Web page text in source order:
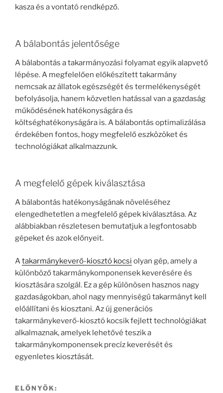
kasza és a vontató rendképző.
A bálabontás jelentősége
A bálabontás a takarmányozási folyamat egyik alapvető
lépése. A megfelelően előkészített takarmány
nemcsak az állatok egészségét és termelékenységét
befolyásolja, hanem közvetlen hatással van a gazdaság
működésének hatékonyságára és
költséghatékonyságára is. A bálabontás optimalizálása
érdekében fontos, hogy megfelelő eszközöket és
technológiákat alkalmazzunk.
A megfelelő gépek kiválasztása
A bálabontás hatékonyságának növeléséhez
elengedhetetlen a megfelelő gépek kiválasztása. Az
alábbiakban részletesen bemutatjuk a legfontosabb
gépeket és azok előnyeit.
Atakarmánykeverő-kiosztó kocsi olyan gép, amely a
különböző takarmánykomponensek keverésére és
kiosztására szolgál. Ez a gép különösen hasznos nagy
gazdaságokban, ahol nagy mennyiségű takarmányt kell
előállítani és kiosztani. Az új generációs
takarmánykeverő-kiosztó kocsik fejlett technológiákat
alkalmaznak, amelyek lehetővé teszik a
takarmánykomponensek precíz keverését és
egyenletes kiosztását.
ELŐNYÖK: